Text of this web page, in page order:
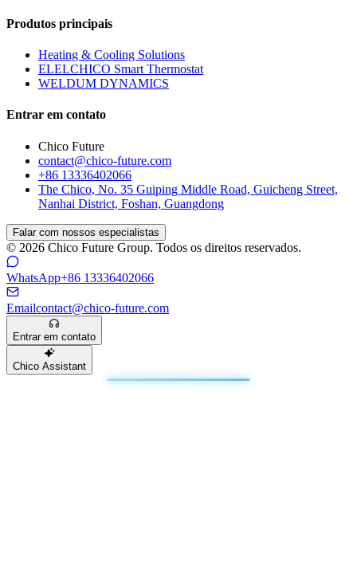
Produtos principais
Heating & Cooling Solutions
ELELCHICO Smart Thermostat
WELDUM DYNAMICS
Entrar em contato
Chico Future
contact@chico-future.com
+86 13336402066
The Chico, No. 35 Guiping Middle Road, Guicheng Street,
Nanhai District, Foshan, Guangdong
Falar com nossos especialistas
© 2026 Chico Future Group. Todos os direitos reservados.
WhatsApp+86 13336402066
Emailcontact@chico-future.com
Entrar em contato
Chico Assistant